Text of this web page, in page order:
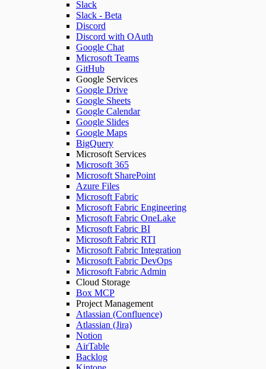
Slack
Slack - Beta
Discord
Discord with OAuth
Google Chat
Microsoft Teams
GitHub
Google Services
Google Drive
Google Sheets
Google Calendar
Google Slides
Google Maps
BigQuery
Microsoft Services
Microsoft 365
Microsoft SharePoint
Azure Files
Microsoft Fabric
Microsoft Fabric Engineering
Microsoft Fabric OneLake
Microsoft Fabric BI
Microsoft Fabric RTI
Microsoft Fabric Integration
Microsoft Fabric DevOps
Microsoft Fabric Admin
Cloud Storage
Box MCP
Project Management
Atlassian (Confluence)
Atlassian (Jira)
Notion
AirTable
Backlog